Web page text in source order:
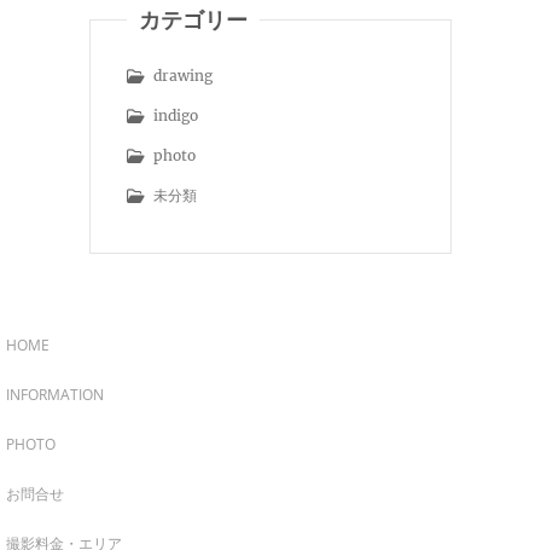
カテゴリー
drawing
indigo
photo
未分類
HOME
INFORMATION
PHOTO
お問合せ
撮影料金・エリア